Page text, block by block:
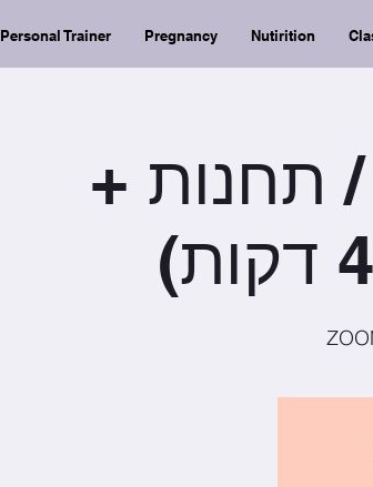
Personal Trainer Pregnancy Nutirition
יום א׳ / 19:00 / תחנות +